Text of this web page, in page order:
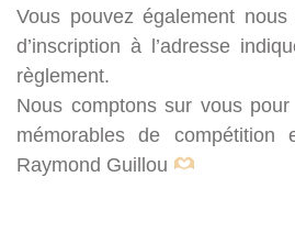
Vous pouvez également
d’inscription à l’adresse
règlement.
Nous comptons sur vous
mémorables de
Raymond Guillou